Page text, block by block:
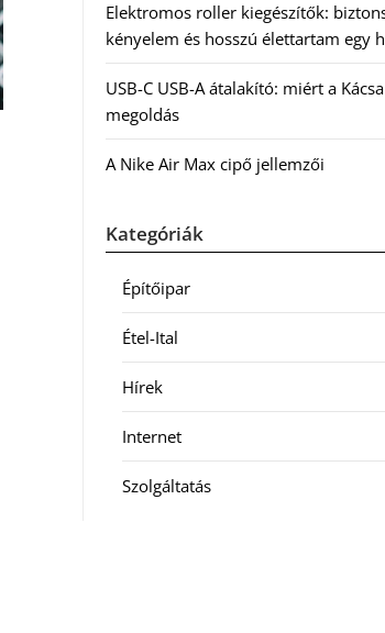
Elektromos roller kiegészítők:
kényelem és hosszú élettartam egy
USB-C USB-A átalakító: miért a
megoldás
A Nike Air Max cipő jellemzői
Kategóriák
Építőipar
Étel-Ital
Hírek
Internet
Szolgáltatás